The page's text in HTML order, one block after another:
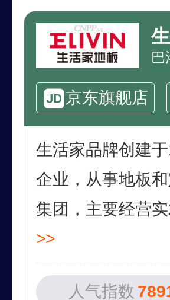
巴
京东旗舰店
生活家品牌创建
企业，从事地板
集团，主要经营
>>
人气指数